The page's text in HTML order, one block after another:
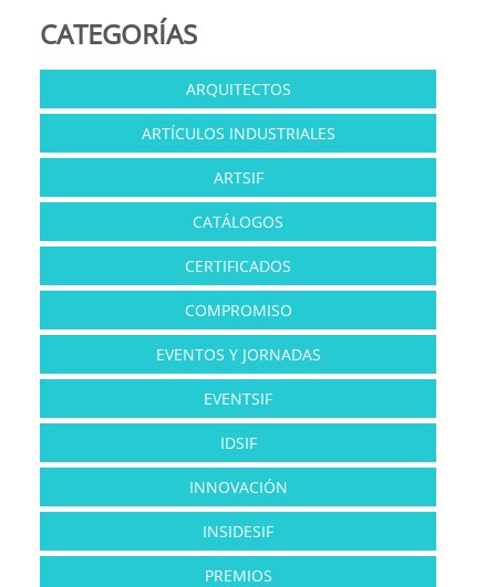
CATEGORÍAS
ARQUITECTOS
ARTÍCULOS INDUSTRIALES
ARTSIF
CATÁLOGOS
CERTIFICADOS
COMPROMISO
EVENTOS Y JORNADAS
EVENTSIF
IDSIF
INNOVACIÓN
INSIDESIF
PREMIOS